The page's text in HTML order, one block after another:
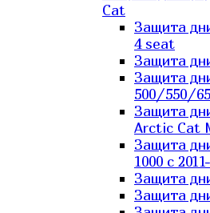
Cat
Защита
4 seat
Защита
Защита
500/550/
Защита
Arctic Cat
Защита
1000 c
Защита
Защита